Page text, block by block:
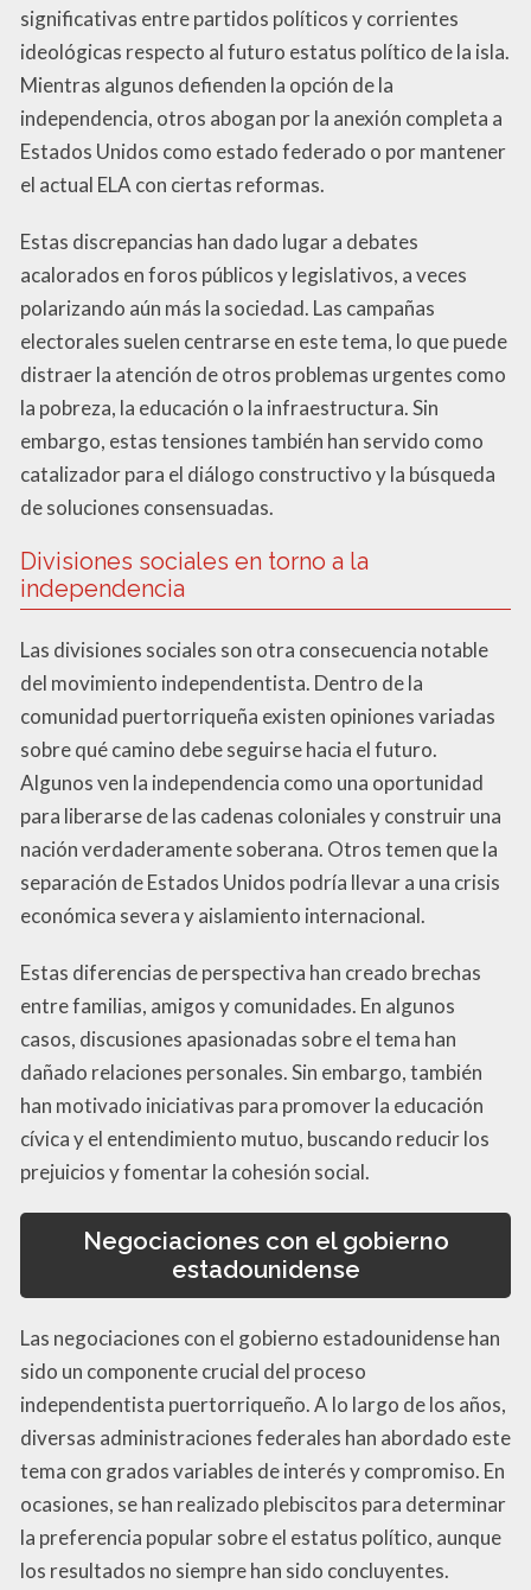
significativas entre partidos políticos y corrientes
ideológicas respecto al futuro estatus político de la isla.
Mientras algunos defienden la opción de la
independencia, otros abogan por la anexión completa a
Estados Unidos como estado federado o por mantener
el actual ELA con ciertas reformas.
Estas discrepancias han dado lugar a debates
acalorados en foros públicos y legislativos, a veces
polarizando aún más la sociedad. Las campañas
electorales suelen centrarse en este tema, lo que puede
distraer la atención de otros problemas urgentes como
la pobreza, la educación o la infraestructura. Sin
embargo, estas tensiones también han servido como
catalizador para el diálogo constructivo y la búsqueda
de soluciones consensuadas.
Divisiones sociales en torno a la
independencia
Las divisiones sociales son otra consecuencia notable
del movimiento independentista. Dentro de la
comunidad puertorriqueña existen opiniones variadas
sobre qué camino debe seguirse hacia el futuro.
Algunos ven la independencia como una oportunidad
para liberarse de las cadenas coloniales y construir una
nación verdaderamente soberana. Otros temen que la
separación de Estados Unidos podría llevar a una crisis
económica severa y aislamiento internacional.
Estas diferencias de perspectiva han creado brechas
entre familias, amigos y comunidades. En algunos
casos, discusiones apasionadas sobre el tema han
dañado relaciones personales. Sin embargo, también
han motivado iniciativas para promover la educación
cívica y el entendimiento mutuo, buscando reducir los
prejuicios y fomentar la cohesión social.
Negociaciones con el gobierno
estadounidense
Las negociaciones con el gobierno estadounidense han
sido un componente crucial del proceso
independentista puertorriqueño. A lo largo de los años,
diversas administraciones federales han abordado este
tema con grados variables de interés y compromiso. En
ocasiones, se han realizado plebiscitos para determinar
la preferencia popular sobre el estatus político, aunque
los resultados no siempre han sido concluyentes.